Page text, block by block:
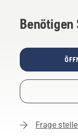
Benötigen
Frage